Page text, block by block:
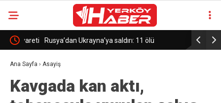
Rusya’dan Ukrayna’ya saldırı: 11 ölü Turizm
Ana Sayfa › Asayiş
Kavgada kan aktı,